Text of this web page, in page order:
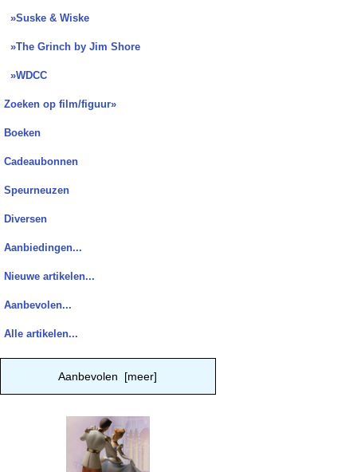
»Suske & Wiske
»The Grinch by Jim Shore
»WDCC
Zoeken op film/figuur»
Boeken
Cadeaubonnen
Speurneuzen
Diversen
Aanbiedingen...
Nieuwe artikelen...
Aanbevolen...
Alle artikelen...
Aanbevolen [meer]